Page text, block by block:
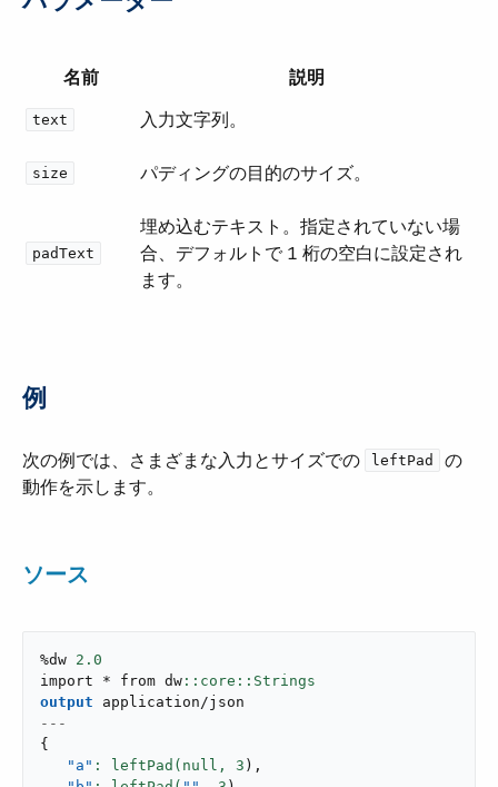
名前 説明
text 入力文字列。
size パディングの目的のサイズ。
padText
埋め込むテキスト。指定されていない場
合、デフォルトで 1 桁の空白に設定され
ます。
例
次の例では、さまざまな入力とサイズでの ​ leftPad
​ の
動作を示します。
ソース
%dw 2.0
import * from dw
output
application/json
---
{
"a" : leftPad(null, 3 ) ,